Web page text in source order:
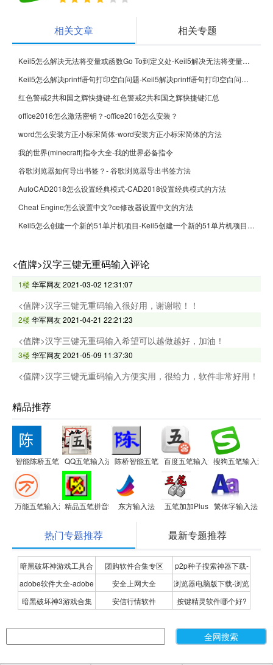
相关文章 相关专题
Keil5怎么解决无法将变量或函数Go To到定义处-Keil5解决无法将变量或函数Go To到定义处的方法
Keil5怎么解决printf语句打印空白问题-Keil5解决printf语句打印空白问题的方法
红色警戒2共和国之辉快捷键-红色警戒2共和国之辉快捷键汇总
office2016怎么激活密钥？-office2016怎么安装？
word怎么安装方正小标宋简体-word安装方正小标宋简体的方法
我的世界(minecraft)指令大全-我的世界必备指令
谷歌浏览器如何导出书签？- 谷歌浏览器导出书签方法
AutoCAD2018怎么设置经典模式-CAD2018设置经典模式的方法
Cheat Engine怎么设置中文?ce修改器设置中文的方法
Keil5怎么创建一个新的51单片机项目-Keil5创建一个新的51单片机项目的方法
<值牌>汉字三键无重码输入评论
1楼华军网友2021-03-02 12:31:07
<值牌>汉字三键无重码输入很好用，谢谢啦！！
2楼华军网友2021-04-21 22:21:23
<值牌>汉字三键无重码输入希望可以越做越好，加油！
3楼华军网友2021-05-09 11:37:30
<值牌>汉字三键无重码输入方便实用，很给力，软件非常好用！
精品推荐
智能陈桥五笔 QQ五笔输入法 陈桥智能五笔 百度五笔输入法搜狗五笔输入法
万能五笔输入法 电脑版精品五笔拼音输入法东方输入法 五笔加加Plus 繁体字输入法
热门专题推荐 最新专题推荐
暗黑破坏神游戏工具合
集
团购软件合集专区
p2p种子搜索神器下载-
P2P种子搜索神器专题
adobe软件大全-adobe
全系列软件下载-adobe
安全上网大全
浏览器电脑版下载-浏览
器下载合集
暗黑破坏神3游戏合集 安信行情软件
按键精灵软件哪个好?